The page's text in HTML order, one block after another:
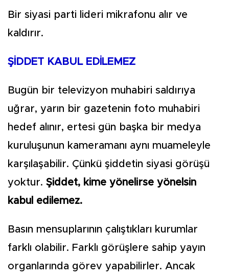
Bir siyasi parti lideri mikrafonu alır ve
kaldırır.
ŞİDDET KABUL EDİLEMEZ
Bugün bir televizyon muhabiri saldırıya
uğrar, yarın bir gazetenin foto muhabiri
hedef alınır, ertesi gün başka bir medya
kuruluşunun kameramanı aynı muameleyle
karşılaşabilir. Çünkü şiddetin siyasi görüşü
yoktur. Şiddet, kime yönelirse yönelsin
kabul edilemez.
Basın mensuplarının çalıştıkları kurumlar
farklı olabilir. Farklı görüşlere sahip yayın
organlarında görev yapabilirler. Ancak